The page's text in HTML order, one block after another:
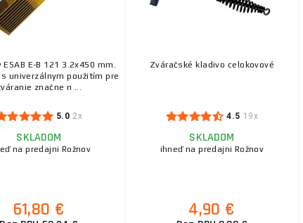
E-B 121 3.2x450 mm.
univerzálnym použitím pre
značne n ...
5.0 2x
SKLADOM
na predajni Rožnov
61,80 €
Zváračské kladivo celokovové
4.5 19x
SKLADOM
ihneď na predajni Rožnov
4,90 €